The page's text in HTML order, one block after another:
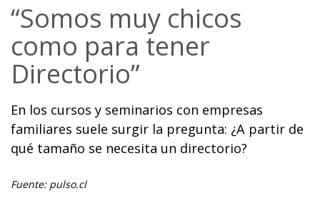
“Somos muy chicos
como para tener
Directorio”
En los cursos y seminarios con empresas
familiares suele surgir la pregunta: ¿A partir de
qué tamaño se necesita un directorio?
Fuente: pulso.cl